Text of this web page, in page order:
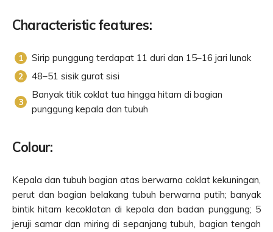
Characteristic features:
Sirip punggung terdapat 11 duri dan 15–16 jari lunak
48–51 sisik gurat sisi
Banyak titik coklat tua hingga hitam di bagian
punggung kepala dan tubuh
Colour:
Kepala dan tubuh bagian atas berwarna coklat kekuningan,
perut dan bagian belakang tubuh berwarna putih; banyak
bintik hitam kecoklatan di kepala dan badan punggung; 5
jeruji samar dan miring di sepanjang tubuh, bagian tengah